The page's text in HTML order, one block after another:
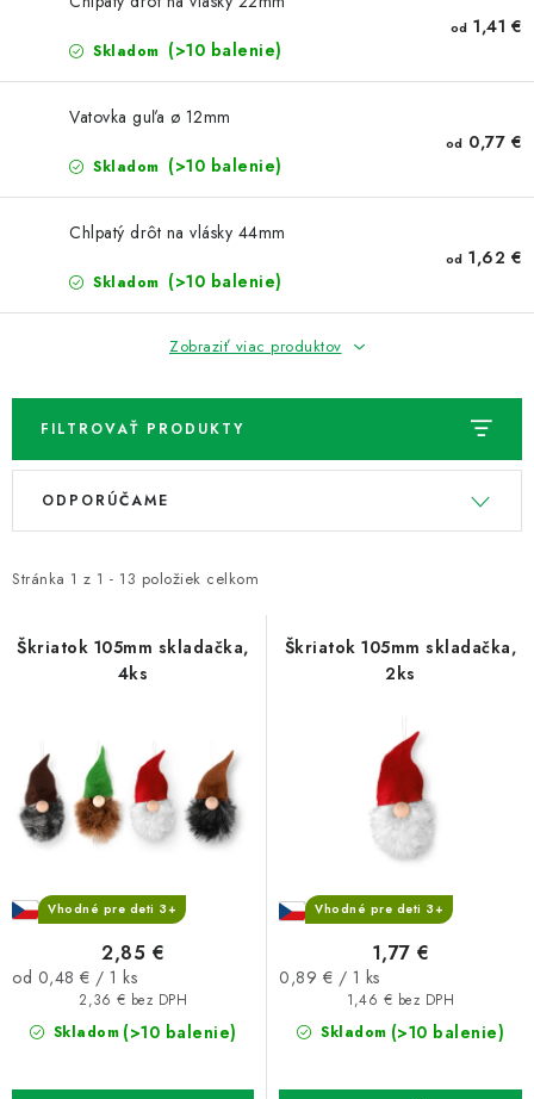
TIPY NA TVORENIE
Dopravné Kontaktujte nás
Hodnotenie obchodu
Obchodné podmienky
Podmienky ochrany osobných údajov
Ako získať lepšie ceny?
Moja objednávka
Skladom (>10 balenie)
od 1,41 €
Vatovka guľa ø 12mm
Skladom (>10 balenie)
od 0,77 €
Chlpatý drôt na vlásky 44mm
Skladom (>10 balenie)
od 1,62 €
Zobraziť viac produktov
FILTROVAŤ PRODUKTY
V
i
p
u
k
v
Stránka 1 z 1 - 13 položiek celkom
R
e
i
o
d
t
v
ODPORÚČAME
Škriatok 105mm skladačka,
4ks
Vhodné pre deti 3+
Skladom (>10 balenie)
2,36 € bez DPH
2,85 €
Jednotková
od 0,48 € / 1 ks
Škriatok 105mm skladačka,
2ks
Vhodné pre deti 3+
Skladom (>10 balenie)
1,46 € bez DPH
1,77 €
Jednotková
0,89 € / 1 ks